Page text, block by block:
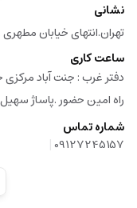
نشانی
تهران.انتهای خیابان مطهری
ساعت کاری
دفتر غرب : جنت آباد
راه امین حضور .پاساژ سهیل
شماره تماس
09127245157
|